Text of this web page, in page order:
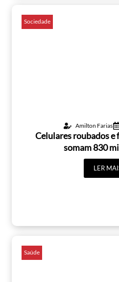
Sociedade
Amilton Farias
Celulares roubados
somam 830
LER
Saúde